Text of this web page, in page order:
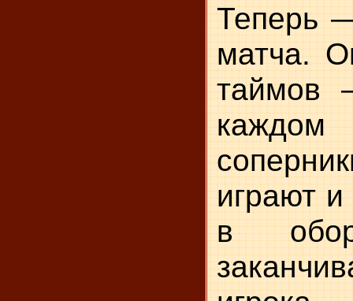
Теперь
матча.
таймов
играют
в